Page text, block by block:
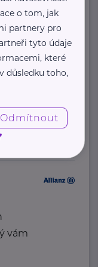
vám
vám
o tom, jak
partnery pro
tyto údaje
které
důsledku toho,
Odmítnout